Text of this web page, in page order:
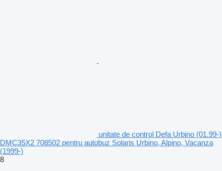
unitate de control Defa Urbino (01.99-)
DMC35X2 708502 pentru autobuz Solaris Urbino, Alpino, Vacanza
(1999-)
8